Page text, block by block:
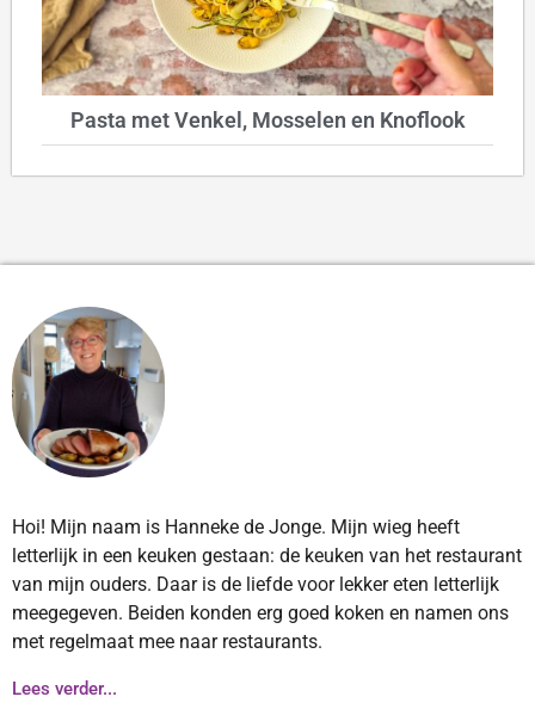
Pasta met Venkel, Mosselen en Knoflook
Hoi! Mijn naam is Hanneke de Jonge. Mijn wieg heeft
letterlijk in een keuken gestaan: de keuken van het restaurant
van mijn ouders. Daar is de liefde voor lekker eten letterlijk
meegegeven. Beiden konden erg goed koken en namen ons
met regelmaat mee naar restaurants.
Lees verder...